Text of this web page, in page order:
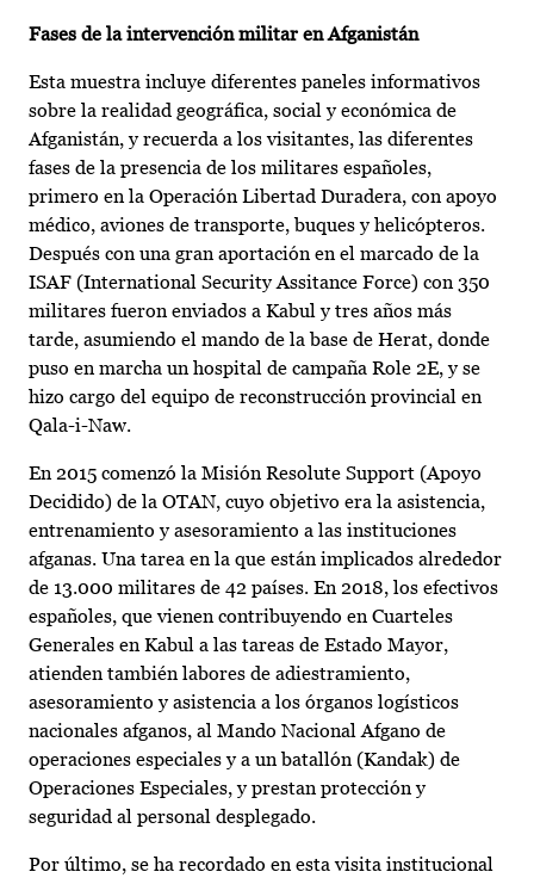
Fases de la intervención militar en Afganistán
Esta muestra incluye diferentes paneles informativos
sobre la realidad geográfica, social y económica de
Afganistán, y recuerda a los visitantes, las diferentes
fases de la presencia de los militares españoles,
primero en la Operación Libertad Duradera, con apoyo
médico, aviones de transporte, buques y helicópteros.
Después con una gran aportación en el marcado de la
ISAF (International Security Assitance Force) con 350
militares fueron enviados a Kabul y tres años más
tarde, asumiendo el mando de la base de Herat, donde
puso en marcha un hospital de campaña Role 2E, y se
hizo cargo del equipo de reconstrucción provincial en
Qala-i-Naw.
En 2015 comenzó la Misión Resolute Support (Apoyo
Decidido) de la OTAN, cuyo objetivo era la asistencia,
entrenamiento y asesoramiento a las instituciones
afganas. Una tarea en la que están implicados alrededor
de 13.000 militares de 42 países. En 2018, los efectivos
españoles, que vienen contribuyendo en Cuarteles
Generales en Kabul a las tareas de Estado Mayor,
atienden también labores de adiestramiento,
asesoramiento y asistencia a los órganos logísticos
nacionales afganos, al Mando Nacional Afgano de
operaciones especiales y a un batallón (Kandak) de
Operaciones Especiales, y prestan protección y
seguridad al personal desplegado.
Por último, se ha recordado en esta visita institucional